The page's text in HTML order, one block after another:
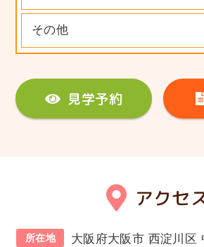
その他
見学予約
アクセ
所在地 大阪府大阪市 西淀川区